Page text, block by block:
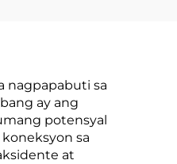
nagpapabuti sa
ay ang
potensyal
sa
at